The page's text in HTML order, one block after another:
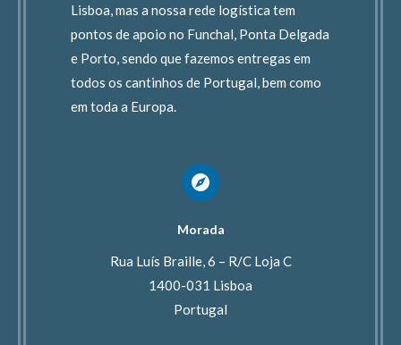
Lisboa, mas a nossa rede logística tem
pontos de apoio no Funchal, Ponta Delgada
e Porto, sendo que fazemos entregas em
todos os cantinhos de Portugal, bem como
em toda a Europa.
Morada
Rua Luís Braille, 6 – R/C Loja C
1400-031 Lisboa
Portugal